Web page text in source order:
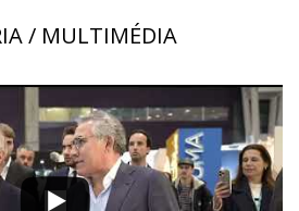
/ MULTIMÉDIA